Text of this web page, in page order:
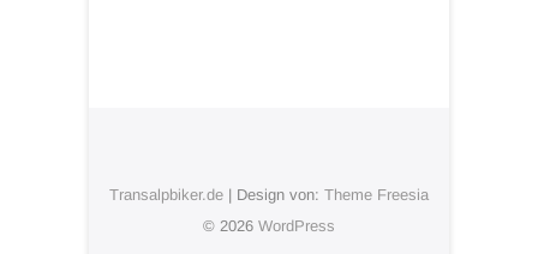
Transalpbiker.de | Design von: Theme Freesia
© 2026 WordPress